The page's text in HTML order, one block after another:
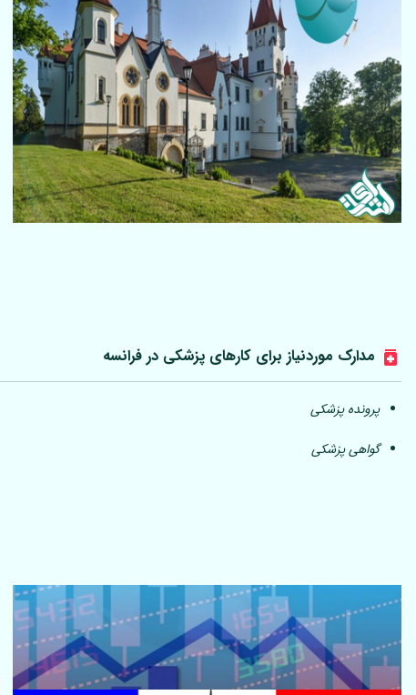
مدارک موردنیاز برای کارهای پزشکی در فرانسه
پرونده پزشکی
گواهی پزشکی